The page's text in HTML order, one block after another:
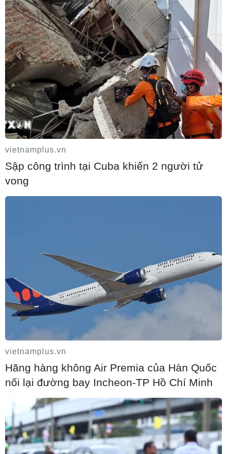
Nét quê mộc mạc ở chợ phường Vị Thanh
giữa lòng thành phố Cần Thơ
05/08/2026 09:00
Điểm hẹn ngắm băng trôi và cá voi ở
Canada
05/08/2026 08:08
Lễ hội Văn hóa, Du lịch Mường Lò năm
2026 sẽ diễn ra từ ngày 25/9 đến 2/10
đến mới nổi hàng đầu châu Á 2026
04/08/2026 16:14
Trung tâm Gốm Bát Tràng vào danh sách
26 công trình kiến trúc đẹp nhất thế giới
04/08/2026 14:55
Làng nghề Vạn Phúc: Nâng tầm không
gian trải nghiệm, sáng tạo và gìn giữ di
sản
04/08/2026 14:36
vietnamplus.vn
Sập công trình tại Cuba khiến 2 người tử
vong
vietnamplus.vn
Hãng hàng không Air Premia của Hàn Quốc
nối lại đường bay Incheon-TP Hồ Chí Minh